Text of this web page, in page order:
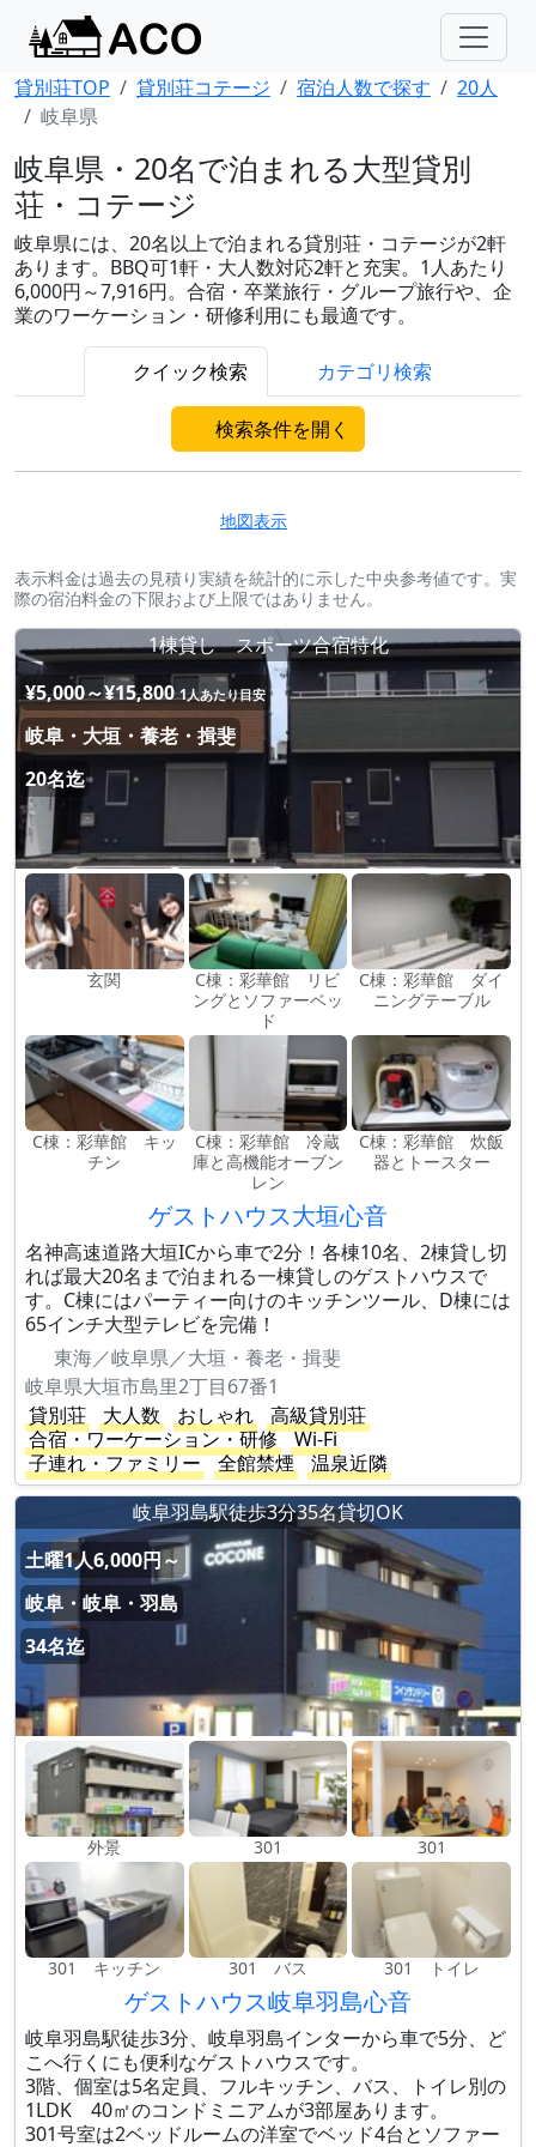
貸別荘TOP 貸別荘コテージ 宿泊人数で探す
20人
岐阜県
岐阜県・20名で泊まれる大型貸別
荘・コテージ
岐阜県には、20名以上で泊まれる貸別荘・コテージが2軒
あります。BBQ可1軒・大人数対応2軒と充実。1人あたり
6,000円～7,916円。合宿・卒業旅行・グループ旅行や、企
業のワーケーション・研修利用にも最適です。
クイック検索 カテゴリ検索
検索条件を開く
地図表示
表示料金は過去の見積り実績を統計的に示した中央参考値です。実
際の宿泊料金の下限および上限ではありません。
1棟貸し スポーツ合宿特化
¥5,000～¥15,800 1人あたり目安
岐阜・大垣・養老・揖斐
20名迄
玄関
C棟：彩華館 リビ
ングとソファーベッ
ド
C棟：彩華館 ダイ
ニングテーブル
C棟：彩華館 キッ
チン
C棟：彩華館 冷蔵
庫と高機能オーブン
レン
C棟：彩華館 炊飯
器とトースター
ゲストハウス大垣心音
名神高速道路大垣ICから車で2分！各棟10名、2棟貸し切
れば最大20名まで泊まれる一棟貸しのゲストハウスで
す。C棟にはパーティー向けのキッチンツール、D棟には
65インチ大型テレビを完備！
東海／岐阜県／大垣・養老・揖斐
岐阜県大垣市島里2丁目67番1
貸別荘
大人数 おしゃれ
高級貸別荘
合宿・ワーケーション・研修
Wi-Fi
子連れ・ファミリー
全館禁煙
温泉近隣
岐阜羽島駅徒歩3分35名貸切OK
土曜1人6,000円～
岐阜・岐阜・羽島
34名迄
外景 301 301
301 キッチン 301 バス 301 トイレ
ゲストハウス岐阜羽島心音
岐阜羽島駅徒歩3分、岐阜羽島インターから車で5分、ど
こへ行くにも便利なゲストハウスです。
3階、個室は5名定員、フルキッチン、バス、トイレ別の
1LDK 40㎡のコンドミニアムが3部屋あります。
301号室は2ベッドルームの洋室でベッド4台とソファー